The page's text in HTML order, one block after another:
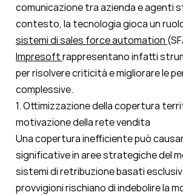
comunicazione tra azienda e agenti
contesto, la tecnologia gioca un
sistemi di sales force automation
Impresoftrappresentano infatti
per risolvere criticità e migliorare le
complessive.
1. Ottimizzazione della copertura
motivazione della rete vendita
Una copertura inefficiente può
significative in aree strategiche del
sistemi di retribuzione basati
provvigioni rischiano di indebolire la